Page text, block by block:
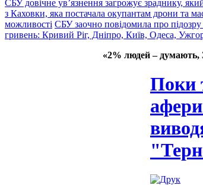
СБУ довічне ув’язнення загрожує зраднику,
з Каховки, яка постачала окупантам дрони та
можливості СБУ заочно повідомила про
гривень: Кривий Ріг, Дніпро, Київ, Одеса,
«2% людей –
Поки